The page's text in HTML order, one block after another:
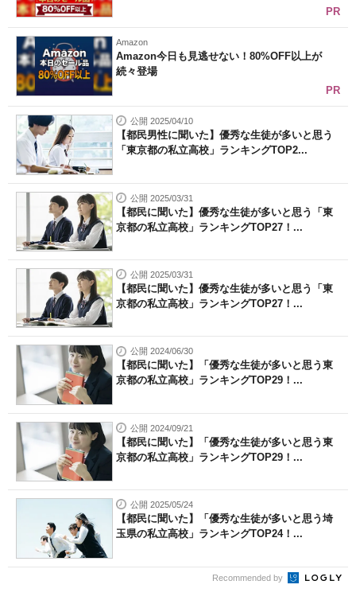
PR
Amazon
Amazon今日も見逃せない！80%OFF以上が
続々登場
PR
公開 2025/04/10
【都民男性に聞いた】優秀な生徒が多いと思う
「東京都の私立高校」ランキングTOP2...
公開 2025/03/31
【都民に聞いた】優秀な生徒が多いと思う「東
京都の私立高校」ランキングTOP27！...
公開 2025/03/31
【都民に聞いた】優秀な生徒が多いと思う「東
京都の私立高校」ランキングTOP27！...
公開 2024/06/30
【都民に聞いた】「優秀な生徒が多いと思う東
京都の私立高校」ランキングTOP29！...
公開 2024/09/21
【都民に聞いた】「優秀な生徒が多いと思う東
京都の私立高校」ランキングTOP29！...
公開 2025/05/24
【都民に聞いた】「優秀な生徒が多いと思う埼
玉県の私立高校」ランキングTOP24！...
Recommended by